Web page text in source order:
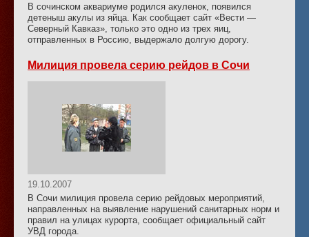
В сочинском аквариуме родился акуленок, появился
детеныш акулы из яйца. Как сообщает сайт «Вести —
Северный Кавказ», только это одно из трех яиц,
отправленных в Россию, выдержало долгую дорогу.
Милиция провела серию рейдов в Сочи
19.10.2007
В Сочи милиция провела серию рейдовых мероприятий,
направленных на выявление нарушений санитарных норм и
правил на улицах курорта, сообщает официальный сайт
УВД города.